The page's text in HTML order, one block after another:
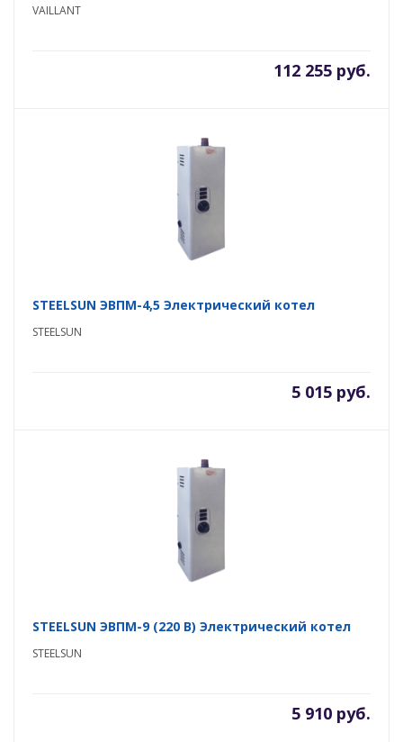
VAILLANT
112 255 руб.
STEELSUN ЭВПМ-4,5 Электрический котел
STEELSUN
5 015 руб.
STEELSUN ЭВПМ-9 (220 В) Электрический котел
STEELSUN
5 910 руб.